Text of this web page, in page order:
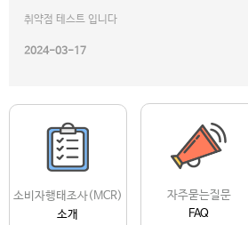
취약점 테스트 입니다
2024-03-17
소비자행태조사(MCR)
소개
자주묻는질문
FAQ